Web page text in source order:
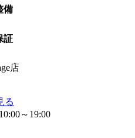
備
証
店
る
～19:00